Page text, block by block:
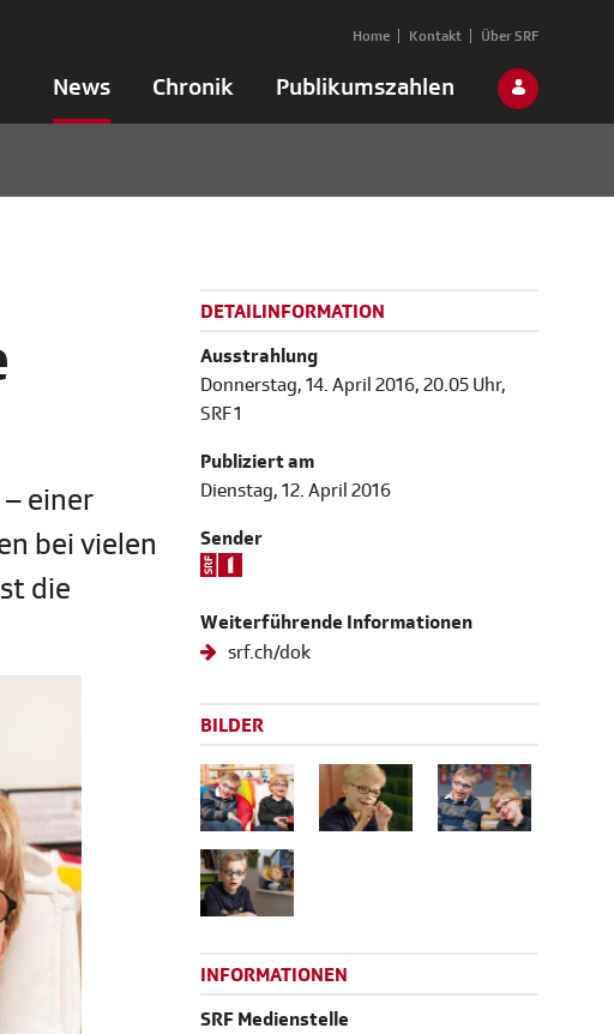
News Chronik Publikumszahlen
Home Kontakt Über SRF
einer
bei vielen
die
DETAILINFORMATION
Ausstrahlung
Donnerstag, 14. April 2016, 20.05 Uhr,
SRF 1
Publiziert am
Dienstag, 12. April 2016
Sender
Weiterführende Informationen
srf.ch/dok
BILDER
INFORMATIONEN
SRF Medienstelle